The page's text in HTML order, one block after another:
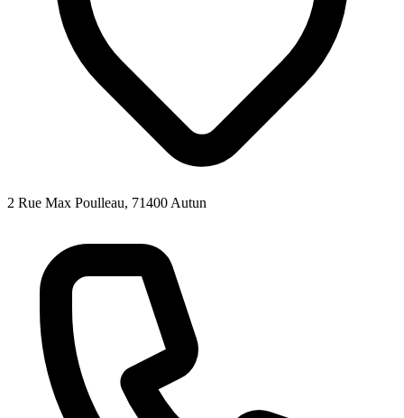
2 Rue Max Poulleau, 71400 Autun